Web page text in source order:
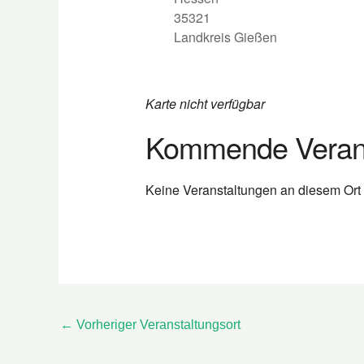
35321
Landkreis Gießen
Karte nicht verfügbar
Kommende
Keine Veranstaltungen an diesem Ort
← Vorheriger Veranstaltungsort